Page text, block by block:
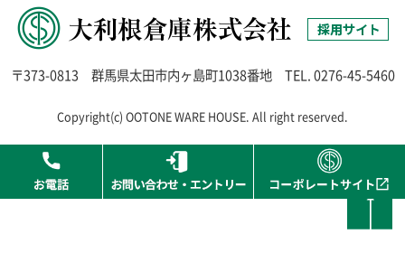
〒373-0813 群馬県太田市内ヶ島町1038番地 TEL.0276-45-5460
Copyright(c) OOTONE WARE HOUSE. All right reserved.